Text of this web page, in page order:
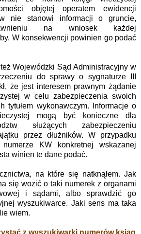
objętej operatem ewidencji
nie stanowi informacji o gruncie,
na wniosek każdej
W konsekwencji powinien go podać
Wojewódzki Sąd Administracyjny w
do sprawy o sygnaturze III
że jest interesem prawnym żądanie
w celu zabezpieczenia swoich
tytułem wykonawczym.
Informacje o
mogą być konieczne dla
służących zabezpieczeniu
przez dłużników. W przypadku
KW konkretnej wskazanej
winien te dane podać.
na które się natknąłem. Jak
się wozić o taki numerek z organami
i sądami, albo sprawdzić go
wyszukiwarce. Jaki sens ma taka
wiem.
z wyszukiwarki numerów ksiąg